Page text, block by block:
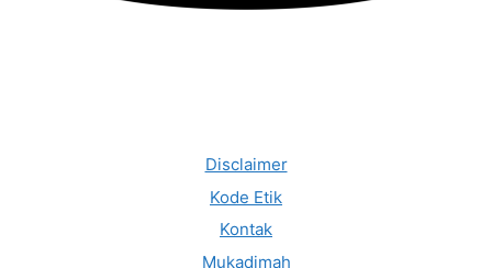
Disclaimer
Kode Etik
Kontak
Mukadimah